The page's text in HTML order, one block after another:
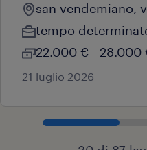
san vendemiano,
tempo
22.000 € - 28.000
21 luglio 2026